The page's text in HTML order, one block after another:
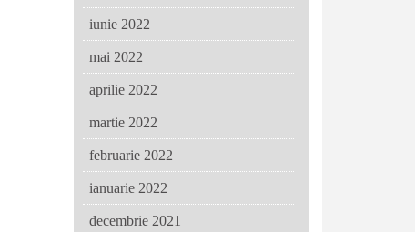
iunie 2022
mai 2022
aprilie 2022
martie 2022
februarie 2022
ianuarie 2022
decembrie 2021